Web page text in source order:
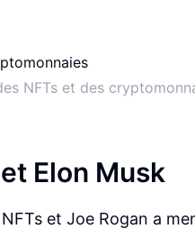
NFTs et des
Elon Musk
et Joe Rogan a